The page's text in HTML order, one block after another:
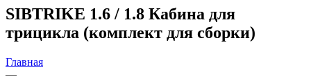
SIBTRIKE 1.6 / 1.8 Кабина для
трицикла (комплект для сборки)
Главная
—